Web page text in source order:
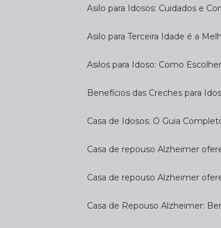
Asilo para Idosos: Cuidados e
Asilo para Terceira Idade é a
Asilos para Idoso: Como
Benefícios das Creches para
Casa de Idosos: O Guia
Casa de repouso Alzheimer
Casa de repouso Alzheimer
Casa de Repouso Alzheimer: